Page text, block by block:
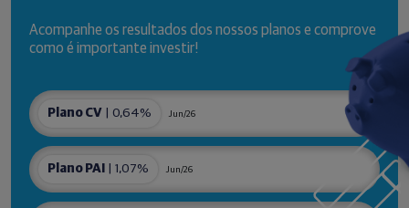
Acompanhe os resultados dos nossos planos e comprove
como é importante investir!
Plano CV | 0,64% Jun/26
Plano PAI | 1,07% Jun/26